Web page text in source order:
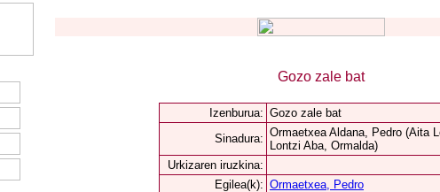
Gozo zale bat
Izenburua: Gozo zale bat
Sinadura: Ormaetxea Aldana, Pedro (Aita
Lontzi Aba, Ormalda)
Urkizaren iruzkina:
Egilea(k): Ormaetxea, Pedro